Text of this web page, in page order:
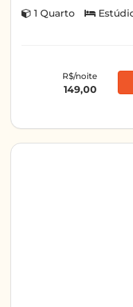
1 Quarto
R$/noite
149,00